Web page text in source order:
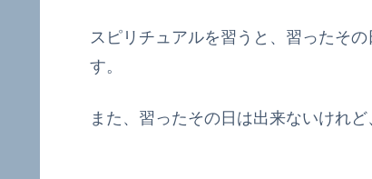
スピリチュアルを習うと、習ったそ
す。
また、習ったその日は出来ないけれ